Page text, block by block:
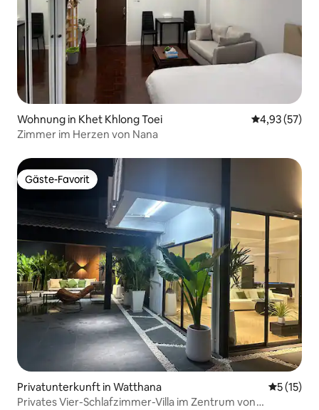
Wohnung in Khet Khlong Toei
4,93 (57)
Zimmer im Herzen von Nana
Gäste-Favorit
Gäste-Favorit
Privatunterkunft in Watthana
5 (15)
Privates Vier-Schlafzimmer-Villa im Zentrum von